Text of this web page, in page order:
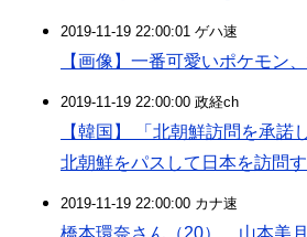
2019-11-19 22:00:01 ゲハ速
【画像】一番可愛いポケモン
2019-11-19 22:00:00 政経ch
【韓国】 「北朝鮮訪問を承
北朝鮮をパスして日本を訪問
2019-11-19 22:00:00 カナ速
橋本環奈さん（20）、山本美